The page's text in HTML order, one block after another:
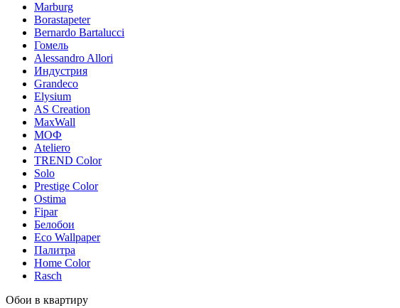
Marburg
Borastapeter
Bernardo Bartalucci
Гомель
Alessandro Allori
Индустрия
Grandeco
Elysium
AS Creation
MaxWall
МОФ
Ateliero
TREND Color
Solo
Prestige Color
Ostima
Fipar
Белобои
Eco Wallpaper
Палитра
Home Color
Rasch
Обои в квартиру